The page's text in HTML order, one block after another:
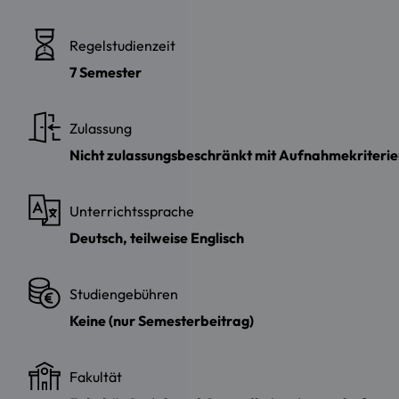
Regelstudienzeit
7 Semester
Zulassung
Nicht zulassungsbeschränkt mit
Unterrichtssprache
Deutsch, teilweise Englisch
Studiengebühren
Keine (nur Semesterbeitrag)
Fakultät